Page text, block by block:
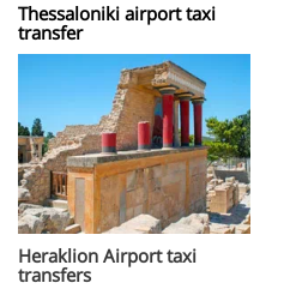
Thessaloniki airport taxi
transfer
Heraklion Airport taxi
transfers